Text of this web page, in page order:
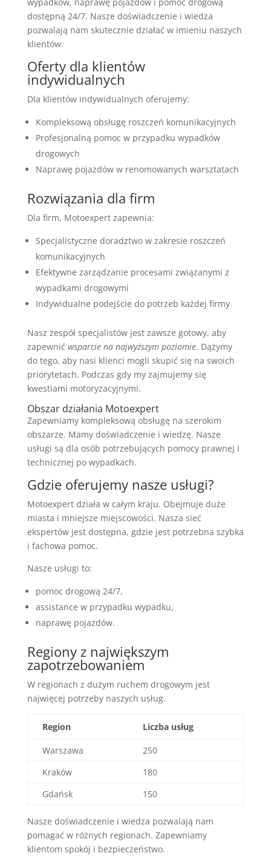
wypadków, naprawę pojazdów i pomoc drogową
dostępną 24/7. Nasze doświadczenie i wiedza
pozwalają nam skutecznie działać w imieniu naszych
klientów.
Oferty dla klientów
indywidualnych
Dla klientów indywidualnych oferujemy:
Kompleksową obsługę roszczeń komunikacyjnych
Profesjonalną pomoc w przypadku wypadków
drogowych
Naprawę pojazdów w renomowanych warsztatach
Rozwiązania dla firm
Dla firm, Motoexpert zapewnia:
Specjalistyczne doradztwo w zakresie roszczeń
komunikacyjnych
Efektywne zarządzanie procesami związanymi z
wypadkami drogowymi
Indywidualne podejście do potrzeb każdej firmy
Nasz zespół specjalistów jest zawsze gotowy, aby
zapewnić wsparcie na najwyższym poziomie. Dążymy
do tego, aby nasi klienci mogli skupić się na swoich
priorytetach. Podczas gdy my zajmujemy się
kwestiami motoryzacyjnymi.
Obszar działania Motoexpert
Zapewniamy kompleksową obsługę na szerokim
obszarze. Mamy doświadczenie i wiedzę. Nasze
usługi są dla osób potrzebujących pomocy prawnej i
technicznej po wypadkach.
Gdzie oferujemy nasze usługi?
Motoexpert działa w całym kraju. Obejmuje duże
miasta i mniejsze miejscowości. Nasza sieć
ekspertów jest dostępna, gdzie jest potrzebna szybka
i fachowa pomoc.
Nasze usługi to:
pomoc drogową 24/7,
assistance w przypadku wypadku,
naprawę pojazdów.
Regiony z największym
zapotrzebowaniem
W regionach z dużym ruchem drogowym jest
najwięcej potrzeby naszych usług.
Region Liczba usług
Warszawa
250
Kraków
180
Gdańsk
150
Nasze doświadczenie i wiedza pozwalają nam
pomagać w różnych regionach. Zapewniamy
klientom spokój i bezpieczeństwo.